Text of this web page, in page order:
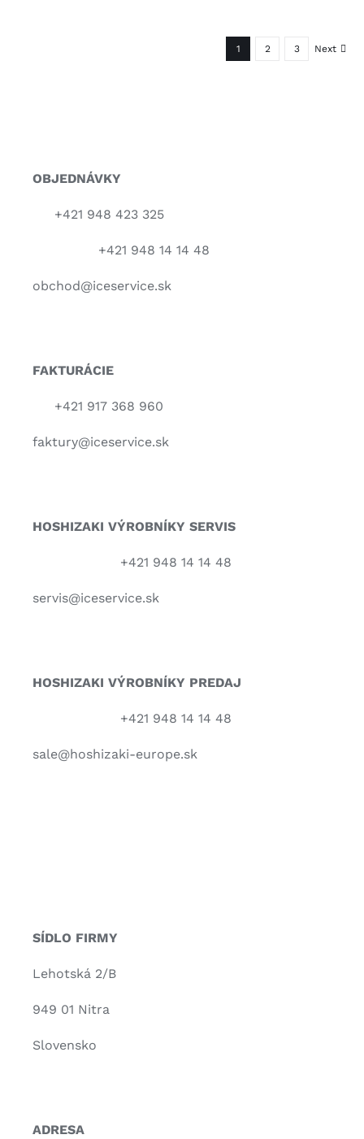
1 2 3 Next
OBJEDNÁVKY
+421 948 423 325
+421 948 14 14 48
obchod@iceservice.sk
FAKTURÁCIE
+421 917 368 960
faktury@iceservice.sk
HOSHIZAKI VÝROBNÍKY SERVIS
+421 948 14 14 48
servis@iceservice.sk
HOSHIZAKI VÝROBNÍKY PREDAJ
+421 948 14 14 48
sale@hoshizaki-europe.sk
SÍDLO FIRMY
Lehotská 2/B
949 01 Nitra
Slovensko
ADRESA